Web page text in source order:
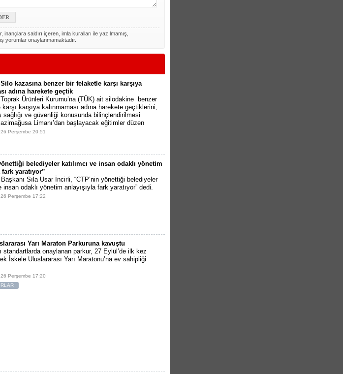
saldırı içeren, imla kuralları ile yazılmamış,
yorumlar onaylanmamaktadır.
kazasına benzer bir felaketle karşı karşıya
adına harekete geçtik
Ürünleri Kurumu’na (TÜK) ait silodakine benzer
karşıya kalınmaması adına harekete geçtiklerini,
sağlığı ve güvenliği konusunda bilinçlendirilmesi
Limanı’dan başlayacak eğitimler düzen
Perşembe 20:51
belediyeler katılımcı ve insan odaklı yönetim
fark yaratıyor”
Sıla Usar İncirli, “CTP’nin yönettiği belediyeler
insan odaklı yönetim anlayışıyla fark yaratıyor” dedi.
Perşembe 17:22
Yarı Maraton Parkuruna kavuştu
standartlarda onaylanan parkur, 27 Eylül’de ilk kez
İskele Uluslararası Yarı Maratonu’na ev sahipliği
Perşembe 17:20